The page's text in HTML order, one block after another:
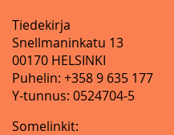
Tiedekirja
Snellmaninkatu 13
00170 HELSINKI
Puhelin: +358 9 635 177
Y-tunnus: 0524704-5
Somelinkit: